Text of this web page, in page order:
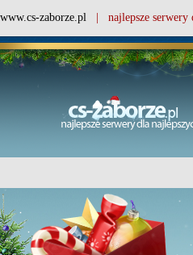
www.cs-zaborze.pl | najlepsze serwery